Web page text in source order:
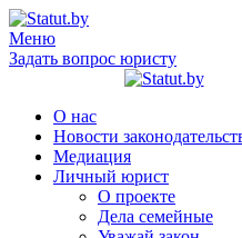
Меню
Задать вопрос юристу
О нас
Новости
Медиация
Личный юрист
О проекте
Дела семейные